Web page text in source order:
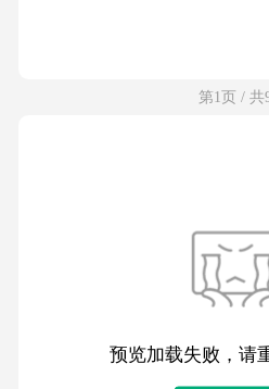
第1页 / 共
预览加载失败，请